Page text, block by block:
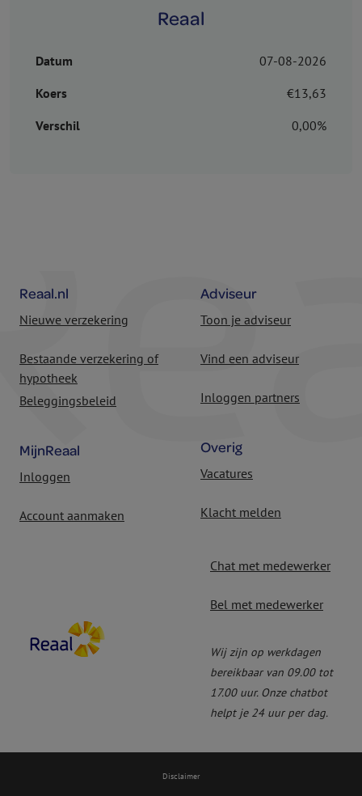
Reaal
Datum
07-08-2026
Koers
€13,63
Verschil
0,00%
Reaal.nl
Nieuwe verzekering
Bestaande verzekering of
hypotheek
Beleggingsbeleid
MijnReaal
Inloggen
Account aanmaken
Adviseur
Toon je adviseur
Vind een adviseur
Inloggen partners
Overig
Vacatures
Klacht melden
Chat met medewerker
Bel met medewerker
Wij zijn op werkdagen
bereikbaar van 09.00 tot
17.00 uur. Onze chatbot
helpt je 24 uur per dag.
Disclaimer